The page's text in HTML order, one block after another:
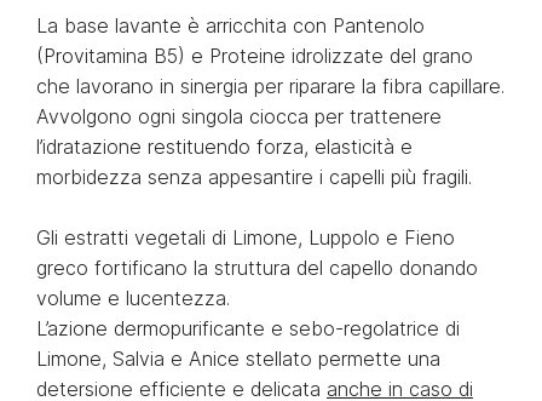
La base lavante è arricchita con Pantenolo
(Provitamina B5) e Proteine idrolizzate del grano
che lavorano in sinergia per riparare la fibra capillare.
Avvolgono ogni singola ciocca per trattenere
l’idratazione restituendo forza, elasticità e
morbidezza senza appesantire i capelli più fragili.
Gli estratti vegetali di Limone, Luppolo e Fieno
greco fortificano la struttura del capello donando
volume e lucentezza.
L’azione dermopurificante e sebo-regolatrice di
Limone, Salvia e Anice stellato permette una
detersione efficiente e delicata anche in caso di